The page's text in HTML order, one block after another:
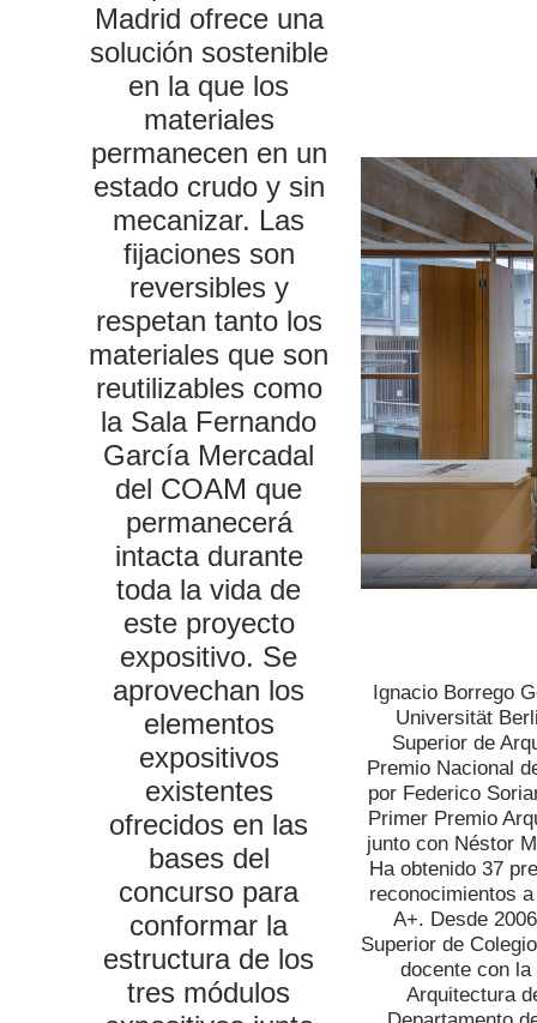
Madrid ofrece una
solución sostenible
en la que los
materiales
permanecen en un
estado crudo y sin
mecanizar. Las
fijaciones son
reversibles y
respetan tanto los
materiales que son
reutilizables como
la Sala Fernando
García Mercadal
del COAM que
permanecerá
intacta durante
toda la vida de
este proyecto
expositivo. Se
aprovechan los
elementos
expositivos
existentes
ofrecidos en las
bases del
concurso para
conformar la
estructura de los
tres módulos
Ignacio Borrego
Universität
Superior de
Premio Nacional
por Federico
Primer Premio
junto con Néstor
Ha obtenido 37
reconocimientos
A+. Desde
Superior de
docente con
Arquitectura